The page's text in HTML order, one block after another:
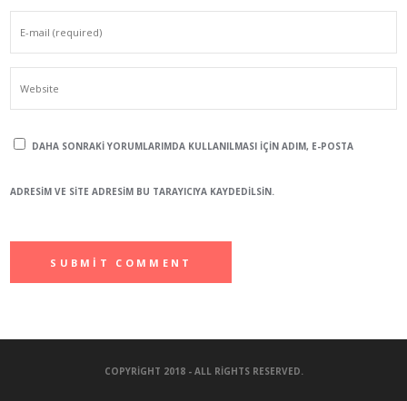
DAHA SONRAKI YORUMLARIMDA KULLANILMASI IÇIN ADIM, E-POSTA
ADRESIM VE SITE ADRESIM BU TARAYICIYA KAYDEDILSIN.
COPYRIGHT 2018 - ALL RIGHTS RESERVED.